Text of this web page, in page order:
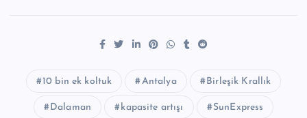
10 bin ek koltuk Antalya Birleşik Krallık
Dalaman kapasite artışı SunExpress